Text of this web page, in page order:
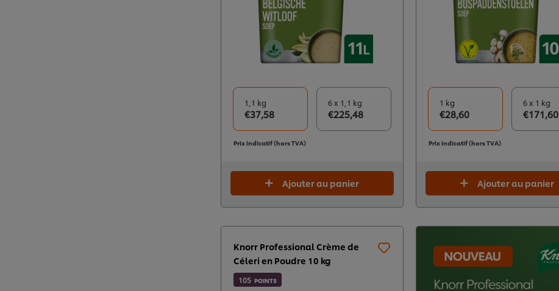
1,1 kg
€37,58
6 x 1,1 kg
€225,48
Prix indicatif (hors TVA)
Ajouter au panier
1 kg
€28,60
6 x 1 kg
€171,60
Prix indicatif (hors TVA)
Ajouter au panier
Knorr Professional Crème de
Céleri en Poudre 10 kg​
105 POINTS